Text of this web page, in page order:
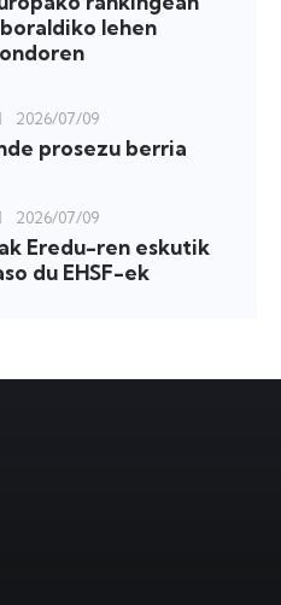
lehen
2026/07/09
prosezu berria
2026/07/09
Eredu-ren eskutik
du EHSF-ek